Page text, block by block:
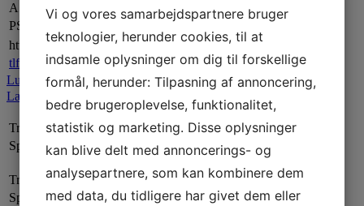
A.P. Møller Fonden
PSK´s nye klubhus opføres med støtte fra A.P. Møllerfonden
https://www.apmollerfonde.dk/kontakt-fonden/
tlf. +45 3363 3500
Luk
Læs mere
Trygfronden
Sponsor
Trygfronden
Sponsor
Vi og vores samarbejdspartnere bruger
teknologier, herunder cookies, til at
indsamle oplysninger om dig til forskellige
formål, herunder: Tilpasning af annoncering,
bedre brugeroplevelse, funktionalitet,
statistik og marketing. Disse oplysninger
kan blive delt med annoncerings- og
analysepartnere, som kan kombinere dem
med data, du tidligere har givet dem eller